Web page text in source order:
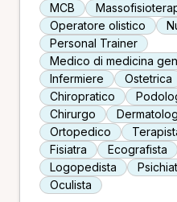
MCB
Operatore olistico
Personal Trainer
Medico di medicina
Infermiere
Ostetrica
Chiropratico
Chirurgo
Ortopedico
Fisiatra
Ecografista
Logopedista
Oculista